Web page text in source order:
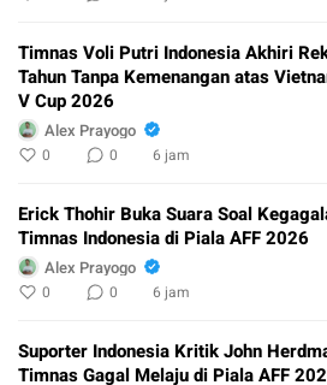
Timnas Voli Putri Indonesia Akhiri
Tahun Tanpa Kemenangan atas
V Cup 2026
Alex Prayogo
0 0 6 jam
Erick Thohir Buka Suara Soal
Timnas Indonesia di Piala AFF 2026
Alex Prayogo
0 0 6 jam
Suporter Indonesia Kritik John
Timnas Gagal Melaju di Piala AFF